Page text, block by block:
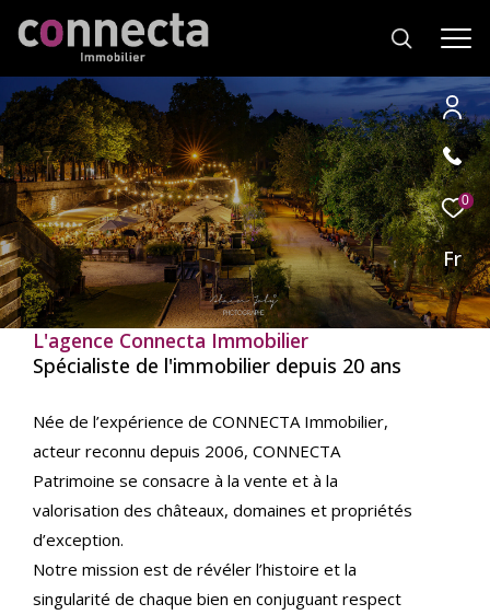
0
Fr
L'agence Connecta Immobilier
Spécialiste de l'immobilier depuis 20 ans
Née de l’expérience de CONNECTA Immobilier,
acteur reconnu depuis 2006, CONNECTA
Patrimoine se consacre à la vente et à la
valorisation des châteaux, domaines et propriétés
d’exception.
Notre mission est de révéler l’histoire et la
singularité de chaque bien en conjuguant respect
Effectuer
une
recherche
et
trouver
le
bien
correspond
à
vos
critères
Type
d'offre
Vente
Type
de
bien
Type de bien
Ville
RECHERCHER